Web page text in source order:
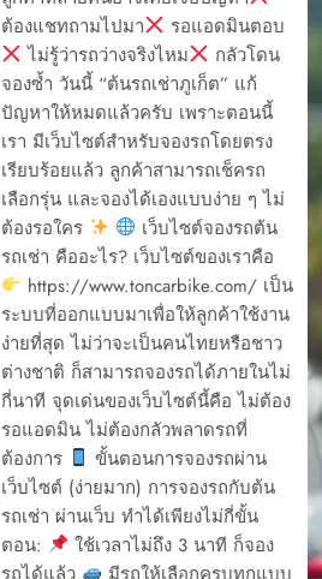
ต้องแชทถามไปมา
รอแอดมินตอบ
ไม่รู้ว่ารถว่างจริงไหม
กลัวโดน
จองซ้ำ วันนี้ “ต้นรถเช่าภูเก็ต” แก้
ปัญหาให้หมดแล้วครับ เพราะตอนนี้
เรา มีเว็บไซต์สำหรับจองรถโดยตรง
เรียบร้อยแล้ว ลูกค้าสามารถเช็ครถ
เลือกรุ่น และจองได้เองแบบง่าย ๆ ไม่
ต้องรอใคร
เว็บไซต์จองรถต้น
รถเช่า คืออะไร? เว็บไซต์ของเราคือ
https://www.toncarbike.com/ เป็น
ระบบที่ออกแบบมาเพื่อให้ลูกค้าใช้งาน
ง่ายที่สุด ไม่ว่าจะเป็นคนไทยหรือชาว
ต่างชาติ ก็สามารถจองรถได้ภายในไม่
กี่นาที จุดเด่นของเว็บไซต์นี้คือ ไม่ต้อง
รอแอดมิน ไม่ต้องกลัวพลาดรถที่
ต้องการ
ขั้นตอนการจองรถผ่าน
เว็บไซต์ (ง่ายมาก) การจองรถกับต้น
รถเช่า ผ่านเว็บ ทำได้เพียงไม่กี่ขั้น
ตอน:
ใช้เวลาไม่ถึง 3 นาที ก็จอง